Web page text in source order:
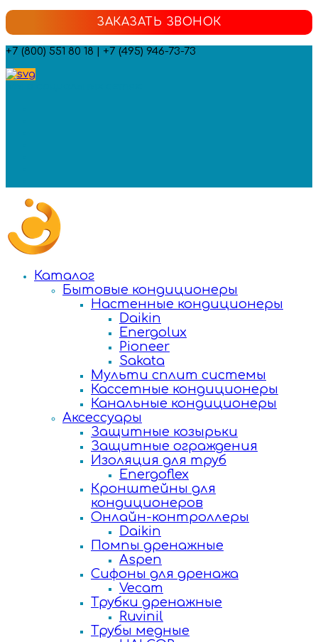
ЗАКАЗАТЬ ЗВОНОК
+7 (800) 551 80 18 | +7 (495) 946-73-73
Каталог
Бытовые кондиционеры
Настенные кондиционеры
Daikin
Energolux
Pioneer
Sakata
Мульти сплит системы
Кассетные кондиционеры
Канальные кондиционеры
Аксессуары
Защитные козырьки
Защитные ограждения
Изоляция для труб
Energoflex
Кронштейны для
кондиционеров
Онлайн-контроллеры
Daikin
Помпы дренажные
Aspen
Сифоны для дренажа
Vecam
Трубки дренажные
Ruvinil
Трубы медные